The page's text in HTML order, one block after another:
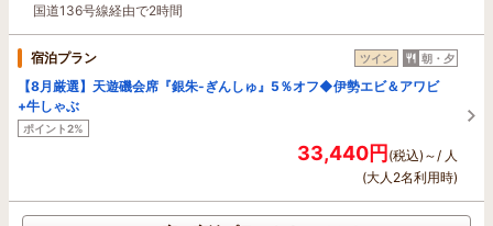
国道136号線経由で2時間
宿泊プラン ツイン 朝・夕
【8月厳選】天遊磯会席『銀朱-ぎんしゅ』5％オフ◆伊勢エビ＆アワビ
+牛しゃぶ
ポイント2%
33,440円(税込)～/ 人
(大人2名利用時)